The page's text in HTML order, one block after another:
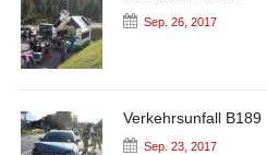
Sep. 26, 2017
Verkehrsunfall B189
Sep. 23, 2017